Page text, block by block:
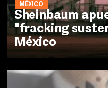
MÉXICO
Sheinbaum
"fracking
México